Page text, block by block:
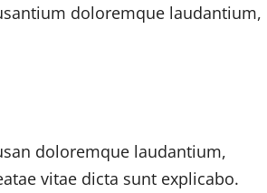
doloremque laudantium,
doloremque laudantium,
vitae dicta sunt explicabo.